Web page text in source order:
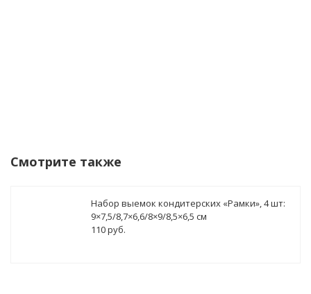
Смотрите также
Набор выемок кондитерских «Рамки», 4 шт:
9×7,5/8,7×6,6/8×9/8,5×6,5 см
110 руб.